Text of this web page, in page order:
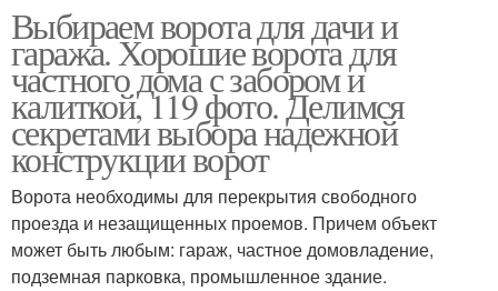
Выбираем ворота для дачи и
гаража. Хорошие ворота для
частного дома с забором и
калиткой, 119 фото. Делимся
секретами выбора надежной
конструкции ворот
Ворота необходимы для перекрытия свободного
проезда и незащищенных проемов. Причем объект
может быть любым: гараж, частное домовладение,
подземная парковка, промышленное здание.